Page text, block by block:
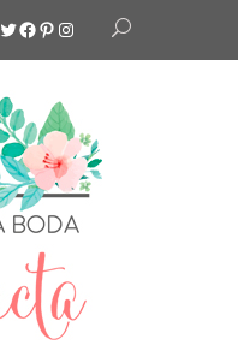
Twitter
Facebook
Pinterest
Instagram